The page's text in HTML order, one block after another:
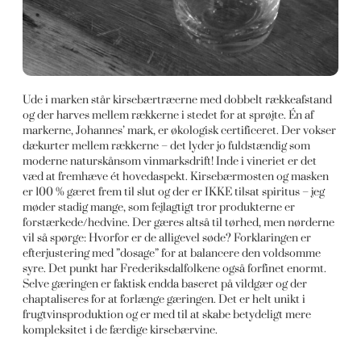
Ude i marken står kirsebærtræerne med dobbelt rækkeafstand
og der harves mellem rækkerne i stedet for at sprøjte. Én af
markerne, Johannes’ mark, er økologisk certificeret. Der vokser
dækurter mellem rækkerne – det lyder jo fuldstændig som
moderne naturskånsom vinmarksdrift! Inde i vineriet er det
væd at fremhæve ét hovedaspekt. Kirsebærmosten og masken
er 100 % gæret frem til slut og der er IKKE tilsat spiritus – jeg
møder stadig mange, som fejlagtigt tror produkterne er
forstærkede/hedvine. Der gæres altså til tørhed, men nørderne
vil så spørge: Hvorfor er de alligevel søde? Forklaringen er
efterjustering med ”dosage” for at balancere den voldsomme
syre. Det punkt har Frederiksdalfolkene også forfinet enormt.
Selve gæringen er faktisk endda baseret på vildgær og der
chaptaliseres for at forlænge gæringen. Det er helt unikt i
frugtvinsproduktion og er med til at skabe betydeligt mere
kompleksitet i de færdige kirsebærvine.